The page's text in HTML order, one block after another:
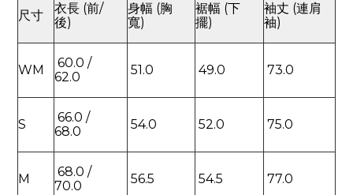
尺寸
衣長 (前/
後)
身幅 (胸
寬)
裾幅 (下
擺)
袖丈 (連肩
袖)
WM
60.0 /
62.0
51.0 49.0 73.0
S
66.0 /
68.0
54.0 52.0 75.0
M
68.0 /
70.0
56.5 54.5 77.0